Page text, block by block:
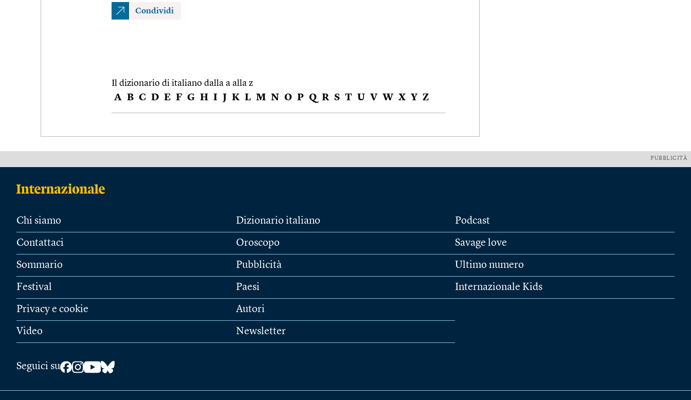
Condividi
Il dizionario di italiano dalla a alla z
A B C D E F G H I J K L M N O P Q R S T U V W X Y Z
PUBBLICITÀ
Chi siamo
Contattaci
Sommario
Festival
Privacy e cookie
Video
Dizionario italiano
Oroscopo
Pubblicità
Paesi
Autori
Newsletter
Podcast
Savage love
Ultimo numero
Internazionale Kids
Seguici su